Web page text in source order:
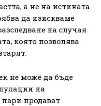
а не на истината.
да изискваме
на случая
която позволява
не може да бъде
на
пари продават